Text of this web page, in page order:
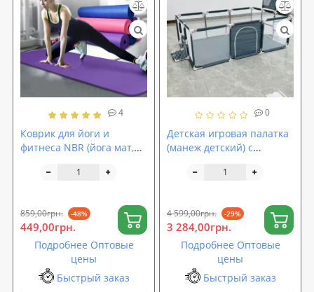
4
Коврик для йоги и
фитнеса NBR (йога мат,
OSPORT Mat Pro 1см (FI-
859,00грн. -48%
449,00грн.
Подробнее Оптовые
цены
Быстрый заказ
0
Детская игровая палатка
(манеж детский) с
и футбольными воротами
4 599,00грн. -29%
3 284,00грн.
Подробнее Оптовые
цены
Быстрый заказ